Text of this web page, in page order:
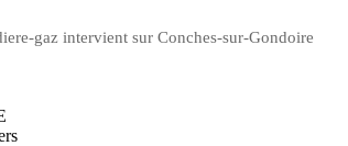
gaz intervient sur Conches-sur-Gondoire